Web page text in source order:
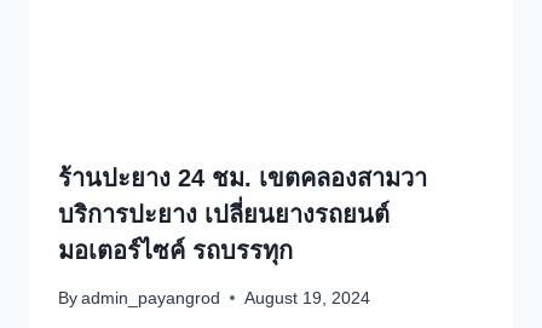
ร้านปะยาง 24 ชม. เขตคลองสามวา
บริการปะยาง เปลี่ยนยางรถยนต์
มอเตอร์ไซค์ รถบรรทุก
By admin_payangrod August 19, 2024